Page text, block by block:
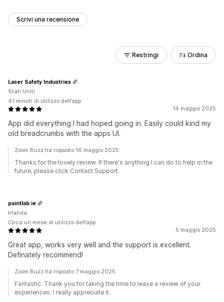
Scrivi una recensione
Restringi Ordina
14 maggio 2025
App did everything I had hoped going in. Easily could kind my
old breadcrumbs with the apps UI.
Laser Safety Industries
Stati Uniti
41 minuti di utilizzo dell’app
Zoom Buzz ha risposto 16 maggio 2025
Thanks for the lovely review. If there's anything I can do to help in the
future, please click Contact Support.
5 maggio 2025
Great app, works very well and the support is excellent.
Definately recommend!
paintlab.ie
Irlanda
Circa un mese di utilizzo dell’app
Zoom Buzz ha risposto 7 maggio 2025
Fantastic. Thank you for taking the time to leave a review of your
experiences. I really appreciate it.